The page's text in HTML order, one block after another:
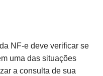
NF-e deve verificar se
uma das situações
a consulta de sua